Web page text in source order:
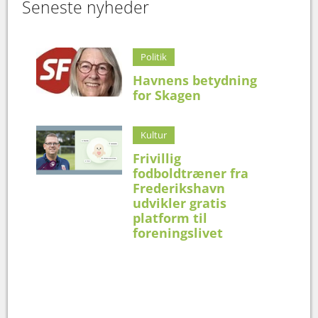
Seneste nyheder
Politik
Havnens betydning
for Skagen
Kultur
Frivillig
fodboldtræner fra
Frederikshavn
udvikler gratis
platform til
foreningslivet